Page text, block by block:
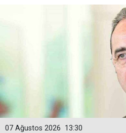
13:30
07 Ağustos 2026